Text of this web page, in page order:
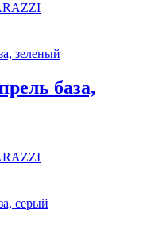
база,